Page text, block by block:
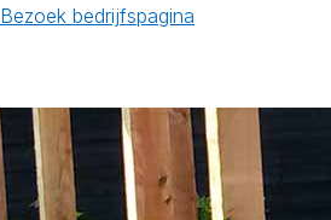
Bezoek bedrijfspagina